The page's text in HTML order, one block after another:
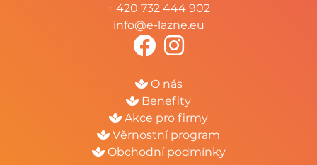
+ 420 732 444 902
info@e-lazne.eu
O nás
Benefity
Akce pro firmy
Věrnostní program
Obchodní podmínky